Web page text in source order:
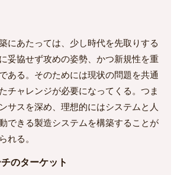
にあたっては、少し時代を先取りする
妥協せず攻めの姿勢、かつ新規性を重
ある。そのためには現状の問題を共通
チャレンジが必要になってくる。つま
サスを深め、理想的にはシステムと人
できる製造システムを構築することが
れる。
のターケット